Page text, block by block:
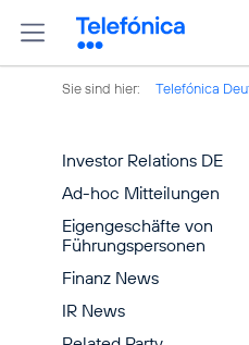
Sie sind hier: Telefónica
Investor Relations DE
Ad-hoc Mitteilungen
Eigengeschäfte von
Führungspersonen
Finanz News
IR News